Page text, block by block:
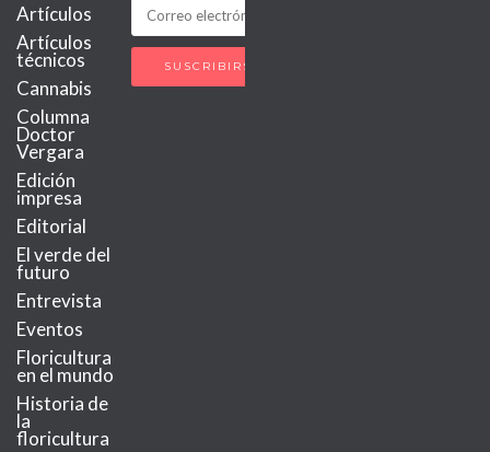
Artículos
Artículos
técnicos
Cannabis
Columna
Doctor
Vergara
Edición
impresa
Editorial
El verde del
futuro
Entrevista
Eventos
Floricultura
en el mundo
Historia de
la
floricultura